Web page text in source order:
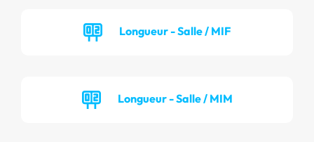
Longueur - Salle / MIF
Longueur - Salle / MIM